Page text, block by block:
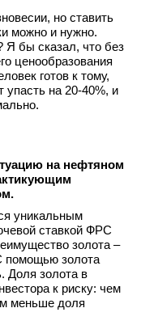
но ставить
можно и нужно.
бы сказал, что без
ценообразования
готов к тому,
упасть на 20-40%, и
на нефтяном
уникальным
ставкой ФРС
золота –
помощью золота
Доля золота в
к риску: чем
меньше доля